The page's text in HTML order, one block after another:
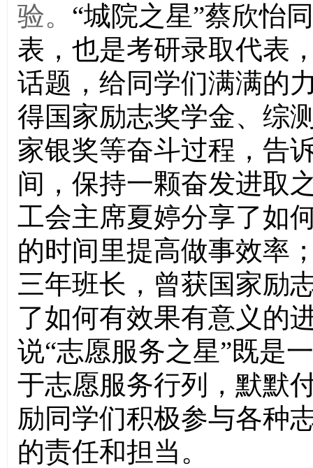
验。 “城院之星”蔡欣怡
表，也是考研录取代表
话题， 给同学们满满的
得国家励志奖学金、综
家银奖等奋斗过程，告
间，保持一颗奋发进取
工会主席夏婷分享了如
的时间里提高做事效率
三年班长，曾获国家励
了如何有效果有意义的
说“志愿服务之星”既是
于志愿服务行列，默默
励同学们积极参与各种
的责任和担当。